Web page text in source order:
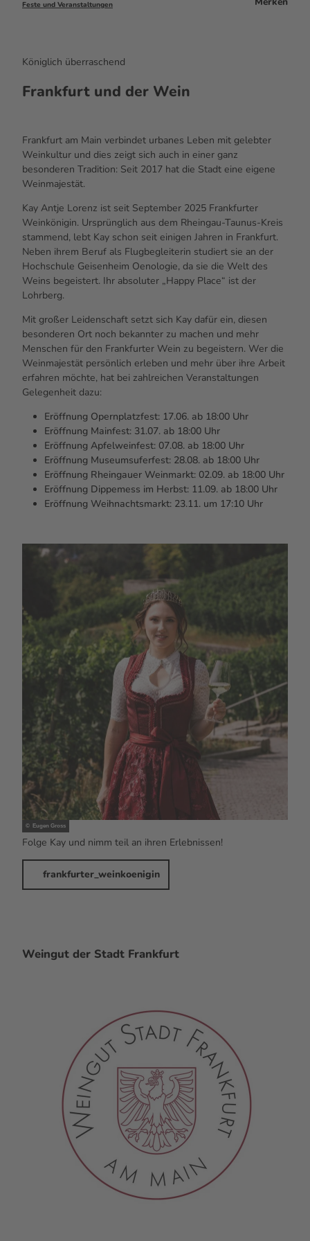
Feste und Veranstaltungen
Königlich überraschend
Frankfurt und der Wein
Frankfurt am Main verbindet urbanes Leben mit gelebter
Weinkultur und dies zeigt sich auch in einer ganz
besonderen Tradition: Seit 2017 hat die Stadt eine eigene
Weinmajestät.
Kay Antje Lorenz ist seit September 2025 Frankfurter
Weinkönigin. Ursprünglich aus dem Rheingau-Taunus-Kreis
stammend, lebt Kay schon seit einigen Jahren in Frankfurt.
Neben ihrem Beruf als Flugbegleiterin studiert sie an der
Hochschule Geisenheim Oenologie, da sie die Welt des
Weins begeistert. Ihr absoluter „Happy Place“ ist der
Lohrberg.
Mit großer Leidenschaft setzt sich Kay dafür ein, diesen
besonderen Ort noch bekannter zu machen und mehr
Menschen für den Frankfurter Wein zu begeistern. Wer die
Weinmajestät persönlich erleben und mehr über ihre Arbeit
erfahren möchte, hat bei zahlreichen Veranstaltungen
Gelegenheit dazu:
Eröffnung Opernplatzfest: 17.06. ab 18:00 Uhr
Eröffnung Mainfest: 31.07. ab 18:00 Uhr
Eröffnung Apfelweinfest: 07.08. ab 18:00 Uhr
Eröffnung Museumsuferfest: 28.08. ab 18:00 Uhr
Eröffnung Rheingauer Weinmarkt: 02.09. ab 18:00 Uhr
Eröffnung Dippemess im Herbst: 11.09. ab 18:00 Uhr
Eröffnung Weihnachtsmarkt: 23.11. um 17:10 Uhr
© Eugen Gross
Folge Kay und nimm teil an ihren Erlebnissen!
frankfurter_weinkoenigin
Weingut der Stadt Frankfurt